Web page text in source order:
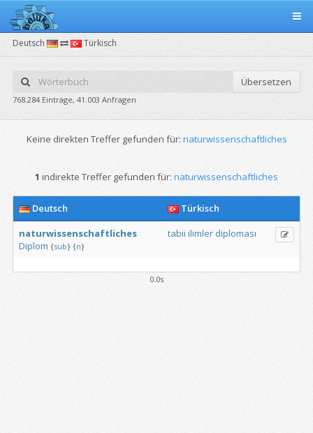
Deutsch Türkisch
Übersetzen
768.284 Einträge, 41.003 Anfragen
Keine direkten Treffer gefunden für: naturwissenschaftliches
1 indirekte Treffer gefunden für: naturwissenschaftliches
Deutsch
Türkisch
naturwissenschaftliches
Diplom {sub} {n}
tabii ilimler diploması
0.0s